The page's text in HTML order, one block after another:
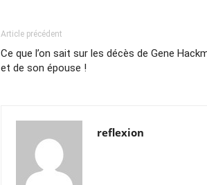
Article précédent
Ce que l’on sait sur les décès de Gene
et de son épouse !
reflexion